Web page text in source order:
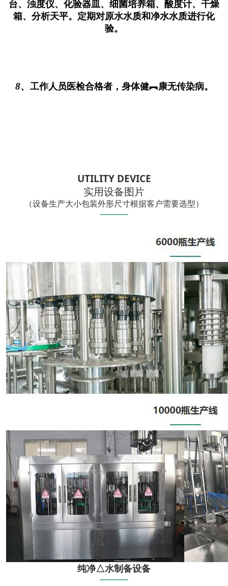
台、浊度仪、化验器皿、细菌培养箱、酸度计、干燥
箱、分析天平。定期对原水水质和净水水质进行化
验。
8、 工作人员医检合格者，身体健︻康无传染病。
UTILITY DEVICE
实用设备图片
（设备生产大小包装外形尺寸根据客户需要选型）
————
纯净△水制备设备
————